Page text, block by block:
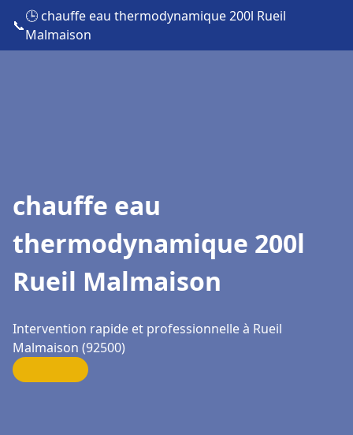
📞
🕒 chauffe eau thermodynamique 200l Rueil
Malmaison
chauffe eau
thermodynamique 200l
Rueil Malmaison
Intervention rapide et professionnelle à Rueil
Malmaison (92500)